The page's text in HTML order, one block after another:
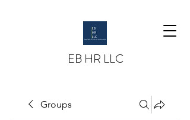
EB HR LLC
Groups